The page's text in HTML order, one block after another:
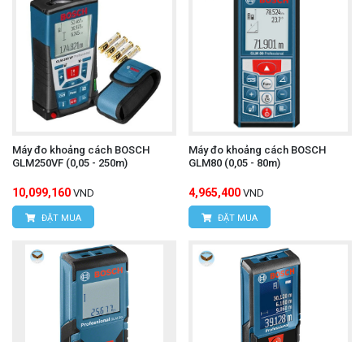
Máy đo khoảng cách BOSCH
GLM250VF (0,05 - 250m)
10,099,160 VND
ĐẶT MUA
Máy đo khoảng cách BOSCH
GLM80 (0,05 - 80m)
4,965,400 VND
ĐẶT MUA